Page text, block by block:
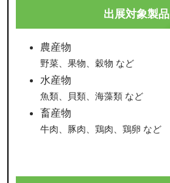
出展対象製品
農産物
野菜、果物、穀物 など
水産物
魚類、貝類、海藻類 など
畜産物
牛肉、豚肉、鶏肉、鶏卵 など